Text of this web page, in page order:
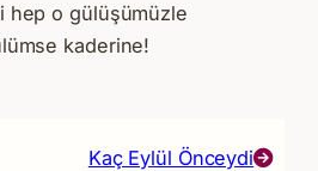
hep o gülüşümüzle
kaderine!
Kaç Eylül Önceydi